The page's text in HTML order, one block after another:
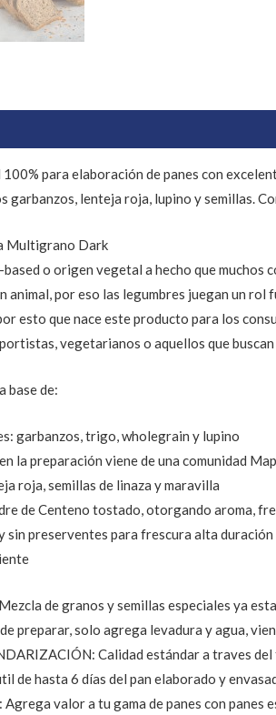
para elaboración de panes con
garbanzos, lenteja roja, lupino y semillas.
Multigrano Dark
o origen vegetal a hecho que
animal, por eso las legumbres juegan un
esto que nace este producto para los
vegetarianos o aquellos que
base de:
garbanzos, trigo, wholegrain y lupino
la preparación viene de una comunidad
roja, semillas de linaza y maravilla
de Centeno tostado, otorgando aroma,
sin preserventes para frescura alta
de granos y semillas especiales ya
preparar, solo agrega levadura y agua,
Calidad estándar a traves del
de hasta 6 días del pan elaborado y
valor a tu gama de panes con panes